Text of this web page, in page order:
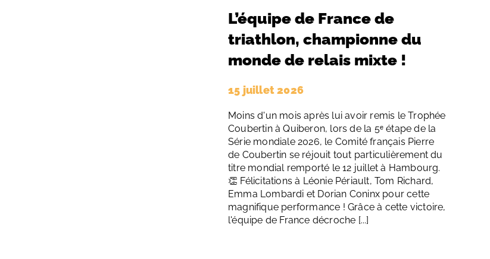
L’équipe de France de
triathlon, championne du
monde de relais mixte !
15 juillet 2026
Moins d'un mois après lui avoir remis le Trophée
Coubertin à Quiberon, lors de la 5ᵉ étape de la
Série mondiale 2026, le Comité français Pierre
de Coubertin se réjouit tout particulièrement du
titre mondial remporté le 12 juillet à Hambourg.
👏 Félicitations à Léonie Périault, Tom Richard,
Emma Lombardi et Dorian Coninx pour cette
magnifique performance ! Grâce à cette victoire,
l'équipe de France décroche [...]